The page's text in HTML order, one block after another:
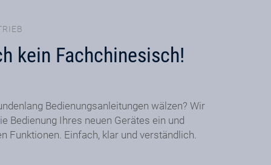
kein Fachchinesisch!
Bedienungsanleitungen wälzen? Wir
Bedienung Ihres neuen Gerätes ein und
Funktionen. Einfach, klar und verständlich.